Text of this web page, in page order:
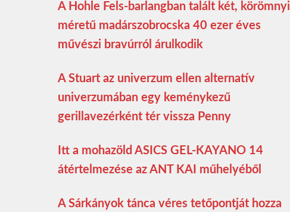
A Hohle Fels-barlangban talált két, körömnyi
méretű madárszobrocska 40 ezer éves
művészi bravúrról árulkodik
A Stuart az univerzum ellen alternatív
univerzumában egy keménykezű
gerillavezérként tér vissza Penny
Itt a mohazöld ASICS GEL-KAYANO 14
átértelmezése az ANT KAI műhelyéből
A Sárkányok tánca véres tetőpontját hozza